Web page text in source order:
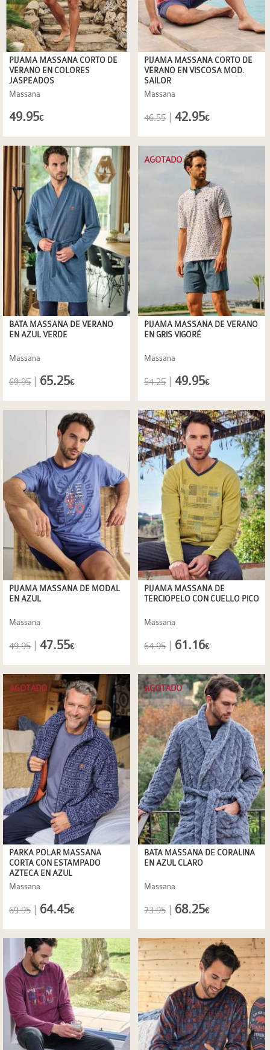
PIJAMA MASSANA CORTO DE
VERANO EN COLORES
JASPEADOS
Massana
49.95€
PIJAMA MASSANA CORTO DE
VERANO EN VISCOSA MOD.
SAILOR
Massana
46.55 42.95€
BATA MASSANA DE VERANO
EN AZUL VERDE
Massana
69.95 65.25€
PIJAMA MASSANA DE VERANO
EN GRIS VIGORÉ
Massana
AGOTADO
54.25 49.95€
PIJAMA MASSANA DE MODAL
EN AZUL
Massana
49.95 47.55€
PIJAMA MASSANA DE
TERCIOPELO CON CUELLO PICO
Massana
64.95 61.16€
PARKA POLAR MASSANA
CORTA CON ESTAMPADO
AZTECA EN AZUL
Massana
AGOTADO
69.95 64.45€
BATA MASSANA DE CORALINA
EN AZUL CLARO
Massana
AGOTADO
73.95 68.25€